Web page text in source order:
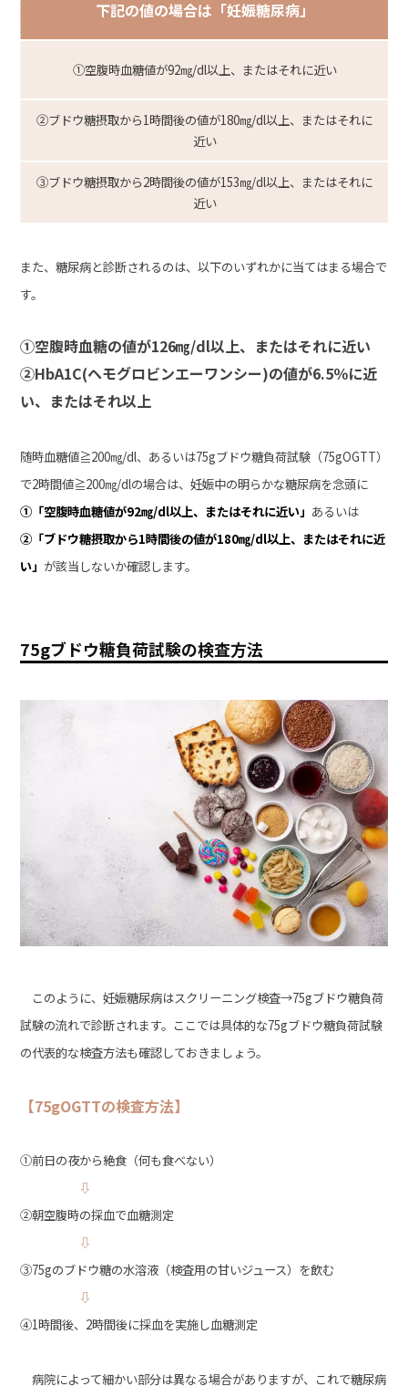
下記の値の場合は「妊娠糖尿病」
①空腹時血糖値が92㎎/dl以上、またはそれに近い
②ブドウ糖摂取から1時間後の値が180㎎/dl以上、またはそれに
近い
③ブドウ糖摂取から2時間後の値が153㎎/dl以上、またはそれに
近い
また、糖尿病と診断されるのは、以下のいずれかに当てはまる場合で
す。
①空腹時血糖の値が126㎎/dl以上、またはそれに近い
②HbA1C(ヘモグロビンエーワンシー)の値が6.5％に近
い、またはそれ以上
随時血糖値≧200㎎/dl、あるいは75gブドウ糖負荷試験（75gOGTT）
で2時間値≧200㎎/dlの場合は、妊娠中の明らかな糖尿病を念頭に
①「空腹時血糖値が92㎎/dl以上、またはそれに近い」 あるいは
②「ブドウ糖摂取から1時間後の値が180㎎/dl以上、またはそれに近
い」 が該当しないか確認します。
75gブドウ糖負荷試験の検査方法
このように、妊娠糖尿病はスクリーニング検査→75gブドウ糖負荷
試験の流れで診断されます。ここでは具体的な75gブドウ糖負荷試験
の代表的な検査方法も確認しておきましょう。
【75gOGTTの検査方法】
①前日の夜から絶食（何も食べない）
⇩
②朝空腹時の採血で血糖測定
⇩
③75gのブドウ糖の水溶液（検査用の甘いジュース）を飲む
⇩
④1時間後、2時間後に採血を実施し血糖測定
病院によって細かい部分は異なる場合がありますが、これで糖尿病